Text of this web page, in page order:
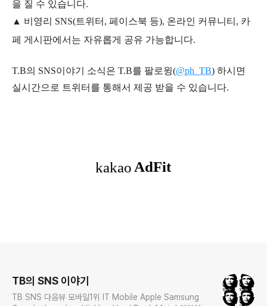
을 질 수 있습니다.
▲ 비영리 SNS(트위터, 페이스북 등), 온라인 커뮤니티, 카
페 게시판에서는 자유롭게 공유 가능합니다.
T.B의 SNS이야기 소식은 T.B를 팔로윙(@ph_TB) 하시면
실시간으로 트위터를 통해서 제공 받을 수 있습니다.
TB의 SNS 이야기
TB SNS 다음뷰 모바일1위 IT Mobile Apple Samsung